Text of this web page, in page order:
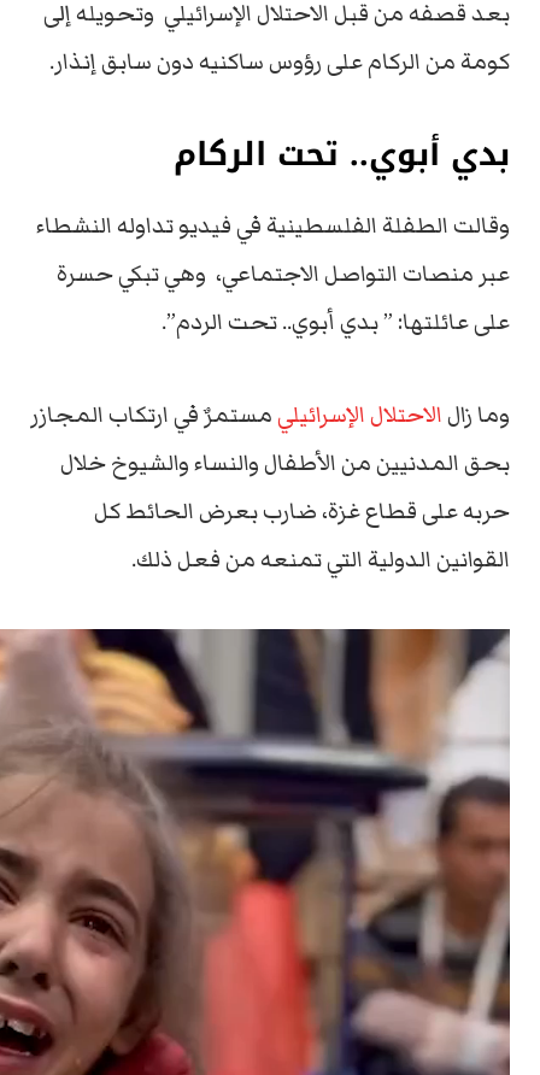
بعد قصفه من قبل الاحتلال الإسرائيلي وتحويله إلى
كومة من الركام على رؤوس ساكنيه دون سابق إنذار.
بدي أبوي.. تحت الركام
وقالت الطفلة الفلسطينية في فيديو تداوله النشطاء
عبر منصات التواصل الاجتماعي، وهي تبكي حسرة
على عائلتها: ” بدي أبوي.. تحت الردم”.
وما زالالاحتلال الإسرائيليمستمرٌ في ارتكاب المجازر
بحق المدنيين من الأطفال والنساء والشيوخ خلال
حربه على قطاع غزة، ضارب بعرض الحائط كل
القوانين الدولية التي تمنعه من فعل ذلك.